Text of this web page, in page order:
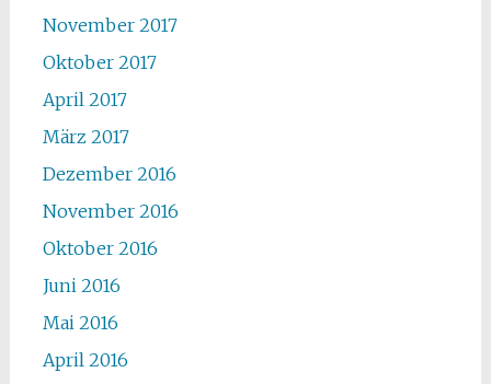
November 2017
Oktober 2017
April 2017
März 2017
Dezember 2016
November 2016
Oktober 2016
Juni 2016
Mai 2016
April 2016